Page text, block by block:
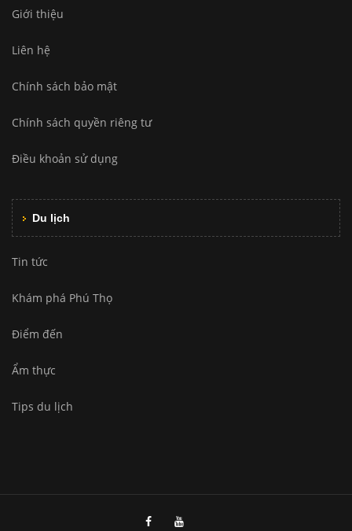
Giới thiệu
Liên hệ
Chính sách bảo mật
Chính sách quyền riêng tư
Điều khoản sử dụng
Du lịch
Tin tức
Khám phá Phú Thọ
Điểm đến
Ẩm thực
Tips du lịch